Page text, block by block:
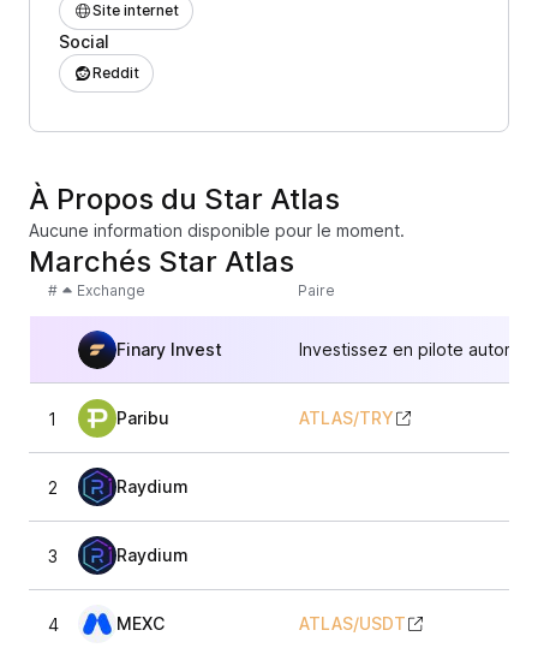
Site internet
Social
Reddit
À Propos du Star Atlas
Aucune information disponible pour le moment.
Marchés Star Atlas
# Exchange Paire
Finary Invest Investissez en pilote
1 Paribu ATLAS/TRY
2 Raydium
3 Raydium
4 MEXC ATLAS/USDT